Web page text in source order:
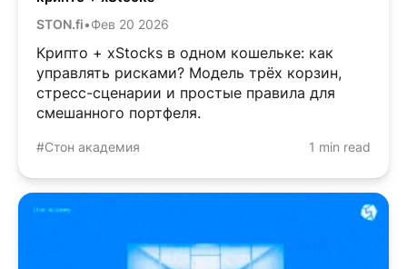
STON.fi•Фев 20 2026
Крипто + xStocks в одном кошельке: как
управлять рисками? Модель трёх корзин,
стресс-сценарии и простые правила для
смешанного портфеля.
#Стон академия 1 min read